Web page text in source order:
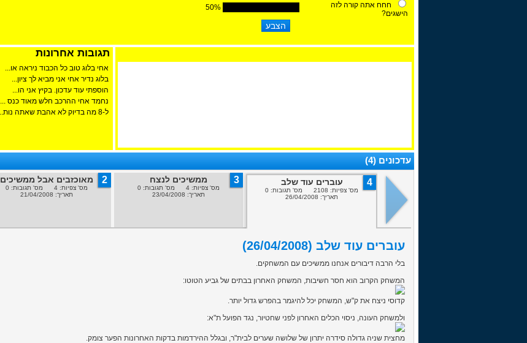
חחח אתה קורה לזה
הישגים?
50%
תגובות אחרונות
אחי בלוג טוב כל הכבוד ניראה או...
בלוג נדיר אחי אני מביא לך ציון...
הוספתי עוד עדכון. בקיץ אני הו...
נחמד אחי ההרכב חלש מאוד כנס ...
ל-8 מה בדיוק לא אהבת שאתה נות...
עדכונים (4)
4 עוברים עוד שלב
מס' צפיות: 2108 מס' תגובות: 0
תאריך: 26/04/2008
3 ממשיכים לנצח
מס' צפיות: 4 מס' תגובות: 0
תאריך: 23/04/2008
2 מאוכזבים אבל ממשיכים
מס' צפיות: 4 מס' תגובות: 0
תאריך: 21/04/2008
עוברים עוד שלב (26/04/2008)
בלי הרבה דיבורים אנחנו ממשיכים עם המשחקים.
המשחק הקרוב הוא חסר חשיבות, המשחק האחרון בבתים של גביע הטוטו:
קדוסי ניצח את ק"ש, המשחק יכל להיגמר בהפרש גדול יותר.
ולמשחק העונה, ניסוי הכלים האחרון לפני שחטיור, נגד הפועל ת"א:
מחצית שניה גדולה סידרה יתרון של שלושה שערים לבית"ר, ובגלל ההירדמות בדקות האחרונות הפער צומק.